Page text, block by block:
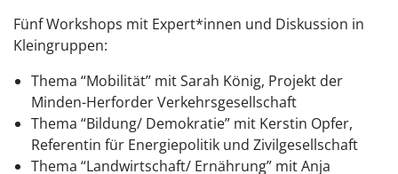
Fünf Workshops mit Expert*innen und Diskussion in
Kleingruppen:
Thema “Mobilität” mit Sarah König, Projekt der
Minden-Herforder Verkehrsgesellschaft
Thema “Bildung/ Demokratie” mit Kerstin Opfer,
Referentin für Energiepolitik und Zivilgesellschaft
Thema “Landwirtschaft/ Ernährung” mit Anja